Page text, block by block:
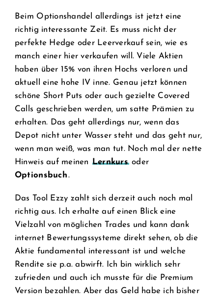
Beim Optionshandel allerdings ist jetzt eine
richtig interessante Zeit. Es muss nicht der
perfekte Hedge oder Leerverkauf sein, wie es
manch einer hier verkaufen will. Viele Aktien
haben über 15% von ihren Hochs verloren und
aktuell eine hohe IV inne. Genau jetzt können
schöne Short Puts oder auch gezielte Covered
Calls geschrieben werden, um satte Prämien zu
erhalten. Das geht allerdings nur, wenn das
Depot nicht unter Wasser steht und das geht nur,
wenn man weiß, was man tut. Noch mal der nette
Hinweis auf meinen Lernkursoder
Optionsbuch.
Das Tool Ezzy zahlt sich derzeit auch noch mal
richtig aus. Ich erhalte auf einen Blick eine
Vielzahl von möglichen Trades und kann dank
internet Bewertungssysteme direkt sehen, ob die
Aktie fundamental interessant ist und welche
Rendite sie p.a. abwirft. Ich bin wirklich sehr
zufrieden und auch ich musste für die Premium
Version bezahlen. Aber das Geld habe ich bisher